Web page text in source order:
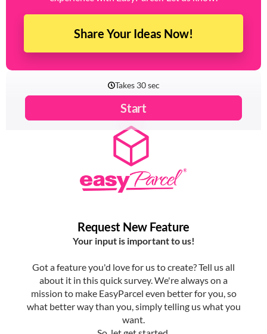
Share Your Ideas Now!